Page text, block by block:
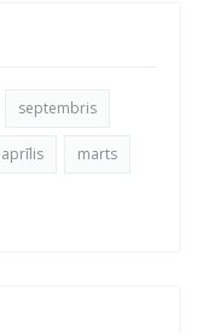
septembris
aprīlis marts